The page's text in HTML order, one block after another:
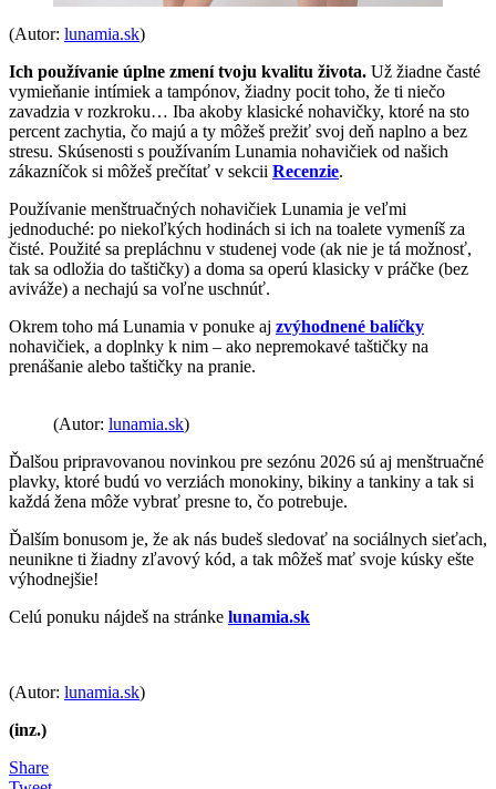
(Autor: lunamia.sk)
Ich používanie úplne zmení tvoju kvalitu života. Už žiadne časté
vymieňanie intímiek a tampónov, žiadny pocit toho, že ti niečo
zavadzia v rozkroku… Iba akoby klasické nohavičky, ktoré na sto
percent zachytia, čo majú a ty môžeš prežiť svoj deň naplno a bez
stresu. Skúsenosti s používaním Lunamia nohavičiek od našich
zákazníčok si môžeš prečítať v sekcii Recenzie.
Používanie menštruačných nohavičiek Lunamia je veľmi
jednoduché: po niekoľkých hodinách si ich na toalete vymeníš za
čisté. Použité sa prepláchnu v studenej vode (ak nie je tá možnosť,
tak sa odložia do taštičky) a doma sa operú klasicky v práčke (bez
aviváže) a nechajú sa voľne uschnúť.
Okrem toho má Lunamia v ponuke aj zvýhodnené balíčky
nohavičiek, a doplnky k nim – ako nepremokavé taštičky na
prenášanie alebo taštičky na pranie.
(Autor: lunamia.sk)
Ďalšou pripravovanou novinkou pre sezónu 2026 sú aj menštruačné
plavky, ktoré budú vo verziách monokiny, bikiny a tankiny a tak si
každá žena môže vybrať presne to, čo potrebuje.
Ďalším bonusom je, že ak nás budeš sledovať na sociálnych sieťach,
neunikne ti žiadny zľavový kód, a tak môžeš mať svoje kúsky ešte
výhodnejšie!
Celú ponuku nájdeš na stránke lunamia.sk
(Autor: lunamia.sk)
(inz.)
Share